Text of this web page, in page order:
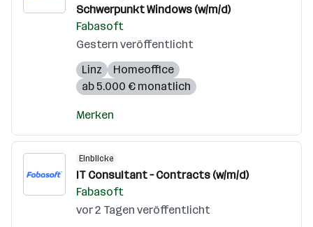
Schwerpunkt Windows (w/m/d)
Fabasoft
Gestern veröffentlicht
Linz
Homeoffice
ab 5.000 € monatlich
Merken
Einblicke
IT Consultant – Contracts (w/m/d)
Fabasoft
vor 2 Tagen veröffentlicht